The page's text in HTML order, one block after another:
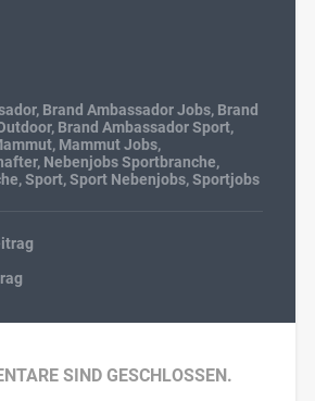
, Brand Ambassador Jobs, Brand
, Brand Ambassador Sport,
, Mammut Jobs,
, Nebenjobs Sportbranche,
,Sport,Sport Nebenjobs,Sportjobs
SIND GESCHLOSSEN.